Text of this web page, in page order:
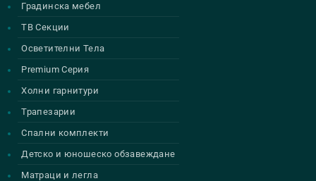
Градинска мебел
ТВ Секции
Осветителни Тела
Premium Серия
Холни гарнитури
Трапезарии
Спални комплекти
Детско и юношеско обзавеждане
Матраци и легла